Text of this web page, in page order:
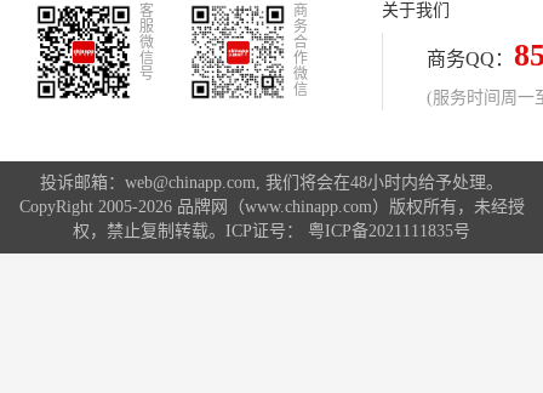
客
服
微
信
号
商
务
合
作
微
信
关于我们
商务QQ：
(服务时间周一
投诉邮箱：web@chinapp.com, 我们将会在48小时内给予处理。
CopyRight 2005-2026 品牌网（www.chinapp.com）版权所有，未经授
权，禁止复制转载。ICP证号： 粤ICP备2021111835号